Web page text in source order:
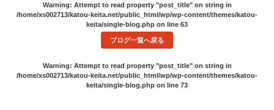
Warning: Attempt to read property "post_title" on string in
/home/xs002713/katou-keita.net/public_html/wp/wp-content/themes/katou-
keita/single-blog.php on line 63
ブログ一覧へ戻る
Warning: Attempt to read property "post_title" on string in
/home/xs002713/katou-keita.net/public_html/wp/wp-content/themes/katou-
keita/single-blog.php on line 73